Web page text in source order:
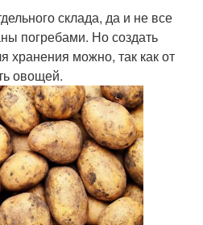
склада, да и не все
погребами. Но создать
хранения можно, так как от
овощей.